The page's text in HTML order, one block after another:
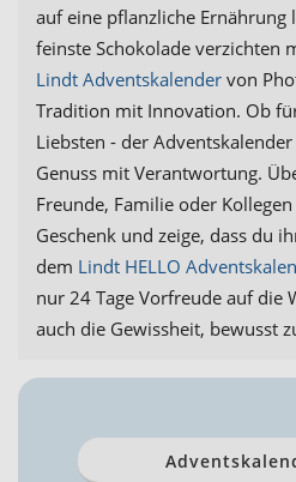
auf eine pflanzliche Ernährung
feinste Schokolade verzichten
Lindt Adventskalender von
Tradition mit Innovation. Ob
Liebsten - der
Genuss mit Verantwortung.
Freunde, Familie oder
Geschenk und zeige, dass du
dem Lindt HELLO
nur 24 Tage Vorfreude auf die
auch die Gewissheit, bewusst